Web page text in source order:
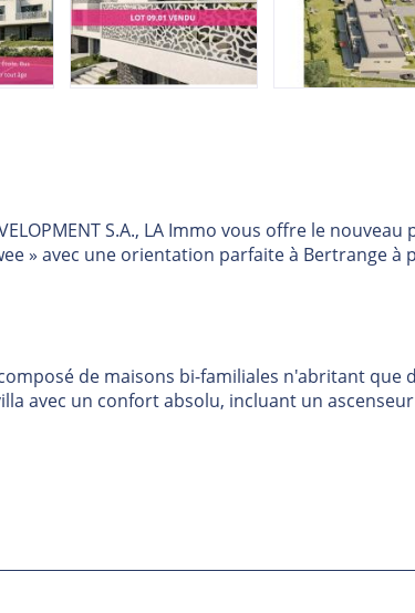
S.A., LA Immo vous offre le
» avec une orientation parfaite à Bertrange à
de maisons bi-familiales n'abritant
avec un confort absolu, incluant un
au rez-de-chaussée, surmontée de